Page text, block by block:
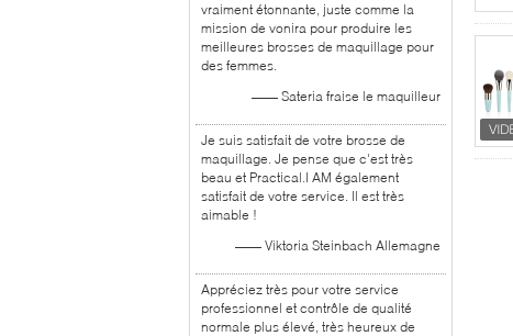
vraiment étonnante, juste comme la
mission de vonira pour produire les
meilleures brosses de maquillage pour
des femmes.
—— Sateria fraise le maquilleur
Je suis satisfait de votre brosse de
maquillage. Je pense que c'est très
beau et Practical.I AM également
satisfait de votre service. Il est très
aimable !
—— Viktoria Steinbach Allemagne
Appréciez très pour votre service
professionnel et contrôle de qualité
normale plus élevé, très heureux de